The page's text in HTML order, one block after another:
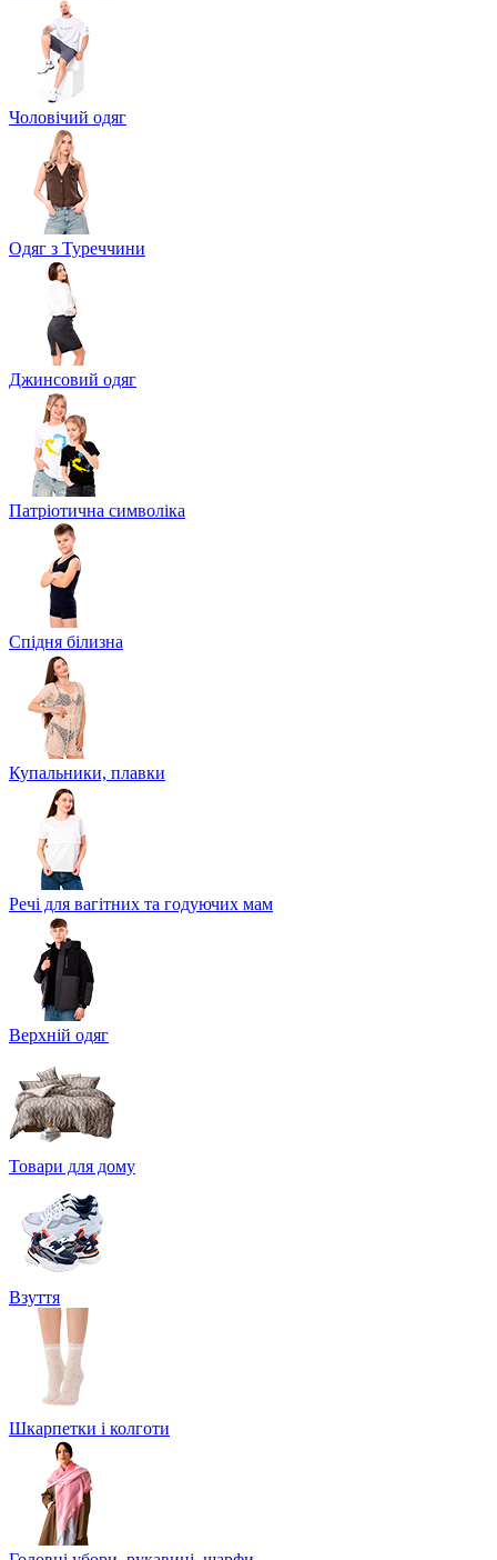
Чоловічий одяг
Одяг з Туреччини
Джинсовий одяг
Патріотична символіка
Спідня білизна
Купальники, плавки
Речі для вагітних та годуючих мам
Верхній одяг
Товари для дому
Взуття
Шкарпетки і колготи